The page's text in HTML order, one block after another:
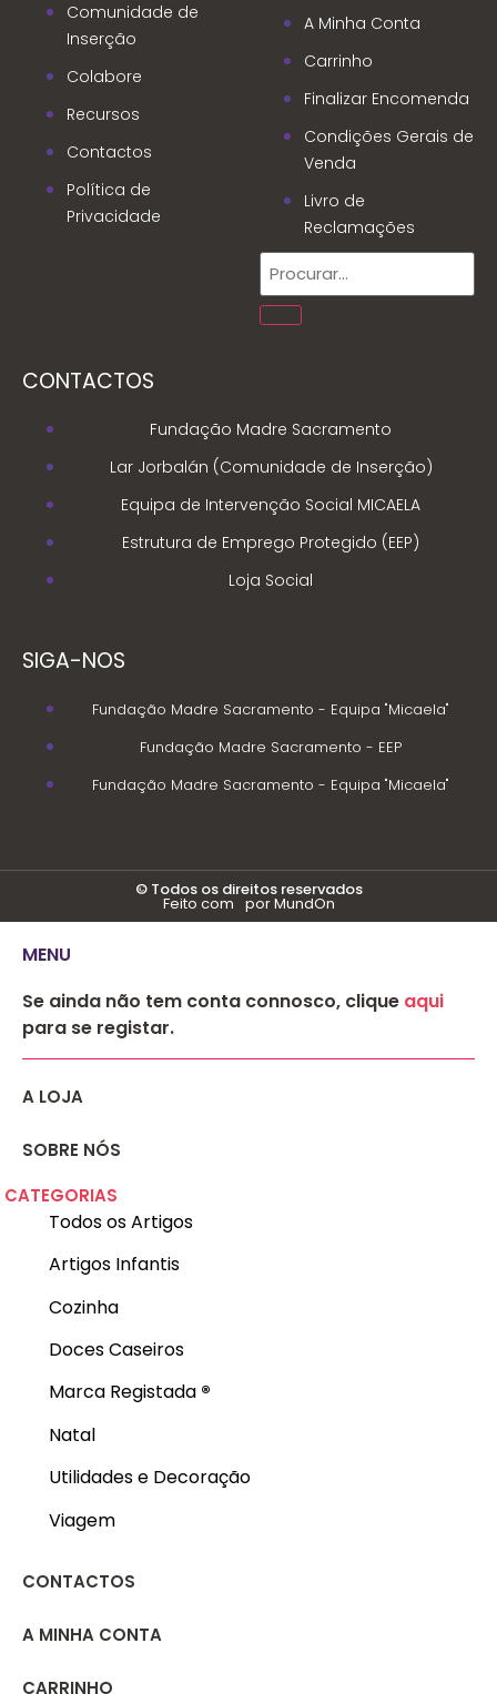
Comunidade de
Inserção
Colabore
Recursos
Contactos
Política de
Privacidade
A Minha Conta
Carrinho
Finalizar Encomenda
Condições Gerais de
Venda
Livro de
Reclamações
CONTACTOS
Fundação Madre Sacramento
Lar Jorbalán (Comunidade de Inserção)
Equipa de Intervenção Social MICAELA
Estrutura de Emprego Protegido (EEP)
Loja Social
SIGA-NOS
Fundação Madre Sacramento - Equipa "Micaela"
Fundação Madre Sacramento - EEP
Fundação Madre Sacramento - Equipa "Micaela"
© Todos os direitos reservados
Feito com por MundOn
MENU
Se ainda não tem conta connosco, clique aqui
para se registar.
A LOJA
SOBRE NÓS
CATEGORIAS
Todos os Artigos
Artigos Infantis
Cozinha
Doces Caseiros
Marca Registada ®
Natal
Utilidades e Decoração
Viagem
CONTACTOS
A MINHA CONTA
CARRINHO